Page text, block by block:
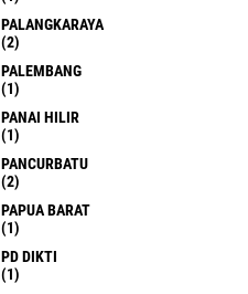
PALANGKARAYA
(2)
PALEMBANG
(1)
PANAI HILIR
(1)
PANCURBATU
(2)
PAPUA BARAT
(1)
PD DIKTI
(1)